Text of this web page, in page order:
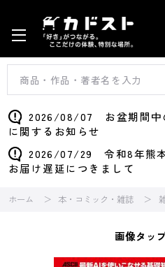
2026/08/07 お盆期間中
に関するお知らせ
2026/07/29 令和8年熊
お届け遅延につきまして
ホーム 本・コミック・雑誌
画像タッ